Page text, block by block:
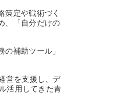
定や戦術づく
、「自分だけの
補助ツール」
営を支援し、デ
活用してきた青